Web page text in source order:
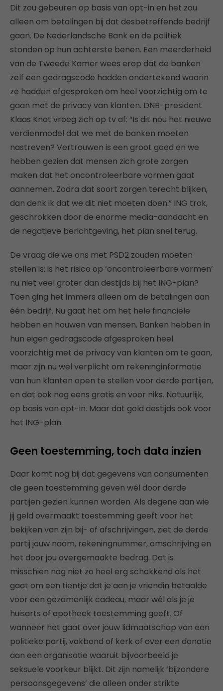
Dit zou gebeuren op basis van opt-in en het zou
alleen om betalingen bij dat desbetreffende bedrijf
gaan. De Nederlandsche Bank en de politiek
stonden op hun achterste benen. Een meerderheid
van de Tweede Kamer wees erop dat de banken
zelf een gedragscode hadden ondertekend waarin
ze hadden afgesproken om heel voorzichtig om te
gaan met de privacy van klanten. DNB-president
Klaas Knot vroeg zich op tv af: “Is dit nou het nieuwe
verdienmodel dat we met de banken moeten
nastreven? Vertrouwen is een groot goed en we
hebben gezien dat mensen zich grote zorgen
maken dat het oncontroleerbare vormen gaat
aannemen. Zodra dat soort zorgen terecht blijken,
dan denk ik dat we dit niet moeten doen.” ING trok,
geschrokken door de enorme media-aandacht en
de negatieve berichtgeving, het plan snel terug.
De vraag die we ons met PSD2 zouden moeten
stellen is: is het risico op ‘oncontroleerbare vormen’
nu niet veel groter dan destijds bij het ING-plan?
Toen ging het immers alleen om de betalingen aan
één bedrijf. Nu gaat het om het hele financiële
hebben en houwen van mensen. Banken hebben in
hun eigen gedragscode afgesproken heel
voorzichtig met de privacy van klanten om te gaan,
maar zijn nu wel verplicht om rekeninginformatie
van hun klanten open te stellen voor derde partijen,
en dat ook nog eens gratis en voor niks. Natuurlijk,
op basis van opt-in. Maar dat gold destijds ook voor
het ING-plan.
Geen toestemming, toch data inzien
Daar komt nog bij dat gegevens van consumenten
die geen toestemming geven wél door derde
partijen gezien kunnen worden. Als degene aan wie
jij geld overmaakt toestemming geeft voor het
bekijken van zijn bij- of afschrijvingen, ziet de derde
partij jouw naam, rekeningnummer, omschrijving en
het door jou overgemaakte bedrag. Dat is
misschien nog niet zo heel erg schokkend als het
gaat om een tientje dat je aan je vriendin betaalde
voor een gezamenlijk cadeau, maar wél als je je
huisarts of apotheek toestemming geeft. Of
wanneer het gaat over jouw lidmaatschap van een
politieke partij, vakbond of kerk of over een donatie
aan een organisatie waaruit bijvoorbeeld je
seksuele voorkeur blijkt. Dit zijn namelijk ‘bijzondere
persoonsgegevens’ die alleen onder strikte